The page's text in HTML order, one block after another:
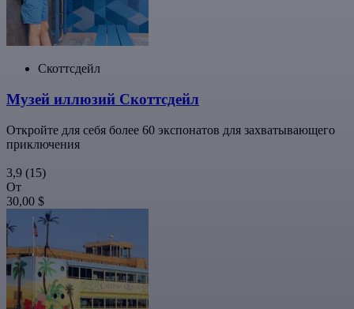
Скоттсдейл
Музей иллюзий Скоттсдейл
Откройте для себя более 60 экспонатов для захватывающего
приключения
3,9 (15)
От
30,00 $